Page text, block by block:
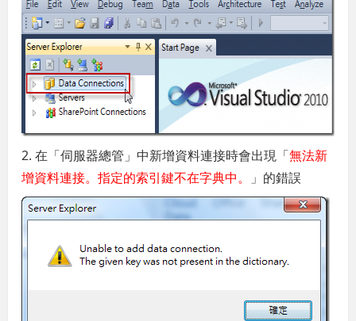
2. 在「伺服器總管」中新增資料連接時會出現「無法新
增資料連接。指定的索引鍵不在字典中。
」的錯誤